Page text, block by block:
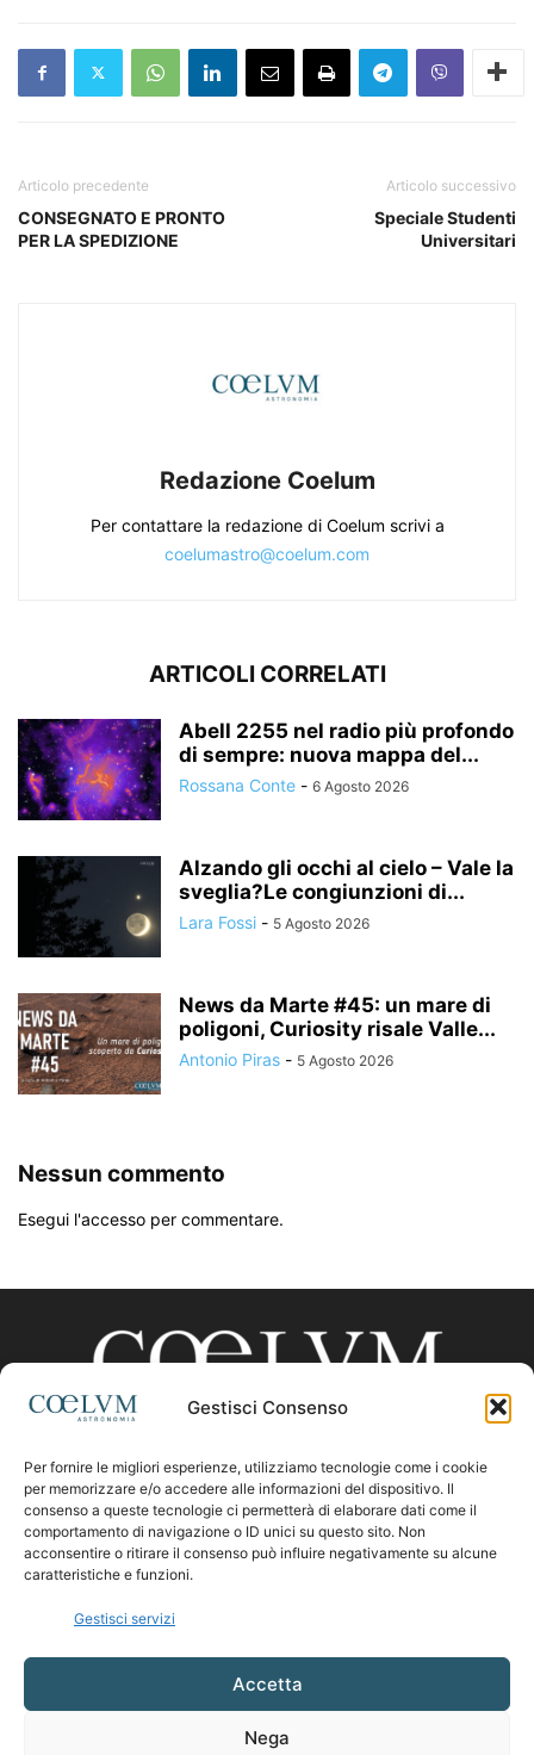
Gestisci Consenso
Per fornire le migliori esperienze, utilizziamo tecnologie come i cookie
per memorizzare e/o accedere alle informazioni del dispositivo. Il
consenso a queste tecnologie ci permetterà di elaborare dati come il
comportamento di navigazione o ID unici su questo sito. Non
acconsentire o ritirare il consenso può influire negativamente su alcune
caratteristiche e funzioni.
Gestisci servizi
Accetta
Nega
Articolo precedente
CONSEGNATO E PRONTO
PER LA SPEDIZIONE
Articolo successivo
Speciale Studenti
Universitari
Redazione Coelum
Per contattare la redazione di Coelum scrivi a
coelumastro@coelum.com
ARTICOLI CORRELATI
Abell 2255 nel radio più profondo
di sempre: nuova mappa del...
Rossana Conte - 6 Agosto 2026
Alzando gli occhi al cielo – Vale la
sveglia?Le congiunzioni di...
Lara Fossi - 5 Agosto 2026
News da Marte #45: un mare di
poligoni, Curiosity risale Valle...
Antonio Piras - 5 Agosto 2026
Nessun commento
Esegui l'accesso per commentare.
CHI SIAMO
Contattaci:coelumastro@coelum.com